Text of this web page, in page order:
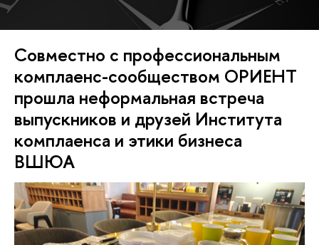
Совместно с профессиональным
комплаенс-сообществом ОРИЕНТ
прошла неформальная встреча
выпускников и друзей Института
комплаенса и этики бизнеса
ВШЮА